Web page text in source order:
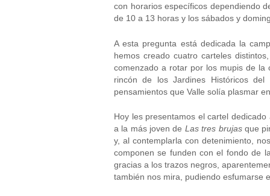
con horarios específicos dependiendo
de 10 a 13 horas y los sábados y
A esta pregunta está dedicada la
hemos creado cuatro carteles
comenzado a rotar por los mupis de la
rincón de los Jardines Históricos
pensamientos que Valle solía plasmar
Hoy les presentamos el cartel
a la más joven de Las tres brujasque
y, al contemplarla con detenimiento,
componen se funden con el fondo de
gracias a los trazos negros,
también nos mira, pudiendo esfumarse